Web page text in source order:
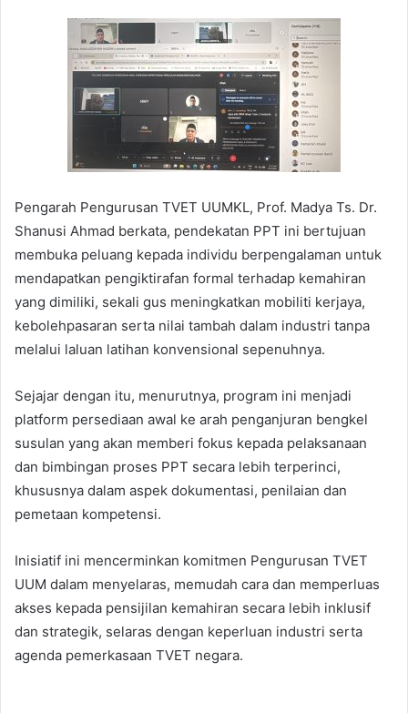
Pengarah Pengurusan TVET UUMKL, Prof. Madya Ts. Dr.
Shanusi Ahmad berkata, pendekatan PPT ini bertujuan
membuka peluang kepada individu berpengalaman untuk
mendapatkan pengiktirafan formal terhadap kemahiran
yang dimiliki, sekali gus meningkatkan mobiliti kerjaya,
kebolehpasaran serta nilai tambah dalam industri tanpa
melalui laluan latihan konvensional sepenuhnya.
Sejajar dengan itu, menurutnya, program ini menjadi
platform persediaan awal ke arah penganjuran bengkel
susulan yang akan memberi fokus kepada pelaksanaan
dan bimbingan proses PPT secara lebih terperinci,
khususnya dalam aspek dokumentasi, penilaian dan
pemetaan kompetensi.
Inisiatif ini mencerminkan komitmen Pengurusan TVET
UUM dalam menyelaras, memudah cara dan memperluas
akses kepada pensijilan kemahiran secara lebih inklusif
dan strategik, selaras dengan keperluan industri serta
agenda pemerkasaan TVET negara.